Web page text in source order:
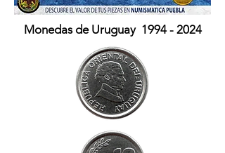
Monedas de Uruguay 1994 - 2024